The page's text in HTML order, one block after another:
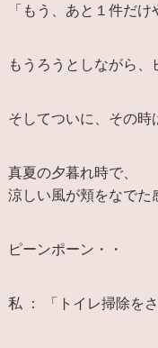
「もう、あと１件だけ
もうろうとしながら、
そしてついに、その時
真夏の夕暮れ時で、
涼しい風が頬をなでた
ピーンポーン・・
私 ： 「トイレ掃除を